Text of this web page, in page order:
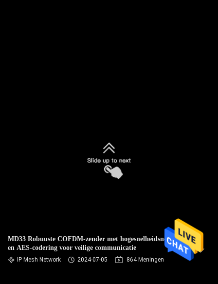
MD33 Robuuste COFDM-zender met hogesnelheidsnetwerken
en AES-codering voor veilige communicatie
IP Mesh Network 2024-07-05 864 Meningen